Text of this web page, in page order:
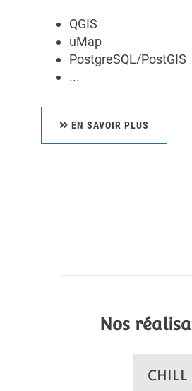
QGIS
uMap
PostgreSQL/PostGIS
...
EN SAVOIR PLUS
Nos
CHILL